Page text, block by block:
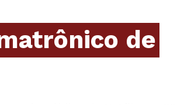
de